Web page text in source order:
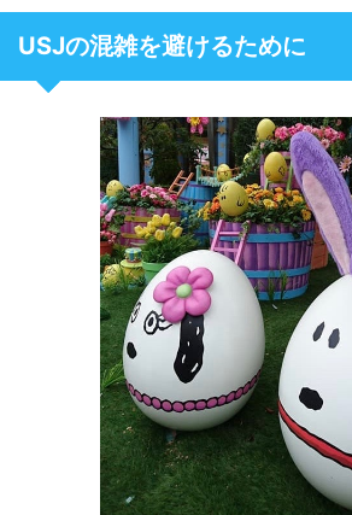
USJの混雑を避けるために